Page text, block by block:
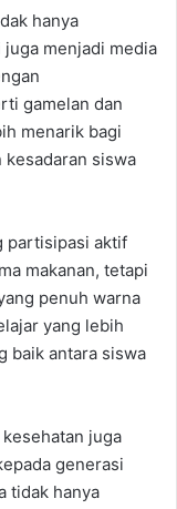
hanya
menjadi media
gamelan dan
menarik bagi
kesadaran siswa
partisipasi aktif
makanan, tetapi
penuh warna
yang lebih
baik antara siswa
juga
generasi
tidak hanya